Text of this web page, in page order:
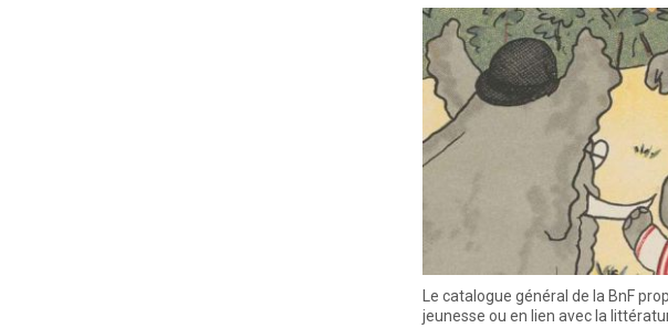
Le catalogue général de la BnF
jeunesse ou en lien avec la